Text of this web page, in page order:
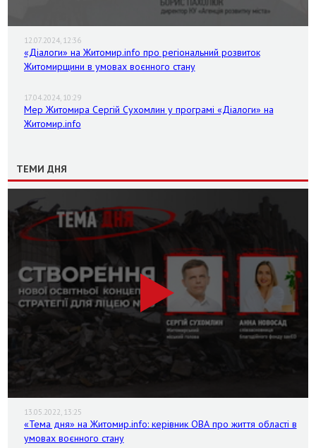
12.07.2024, 12:36
«Діалоги» на Житомир.info про регіональний розвиток
Житомирщини в умовах воєнного стану
17.04.2024, 10:29
Мер Житомира Сергій Сухомлин у програмі «Діалоги» на
Житомир.info
ТЕМИ ДНЯ
13.05.2022, 13:25
«Тема дня» на Житомир.info: керівник ОВА про життя області в
умовах воєнного стану